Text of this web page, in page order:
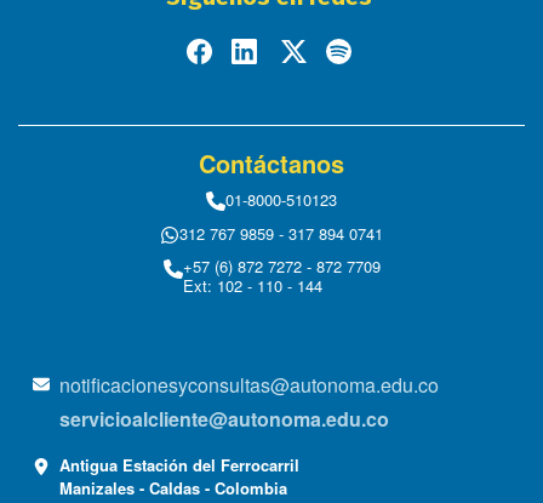
Contáctanos
01-8000-510123
312 767 9859 - 317 894 0741
+57 (6) 872 7272 - 872 7709
Ext: 102 - 110 - 144
notificacionesyconsultas@autonoma.edu.co
servicioalcliente@autonoma.edu.co
Antigua Estación del Ferrocarril
Manizales - Caldas - Colombia